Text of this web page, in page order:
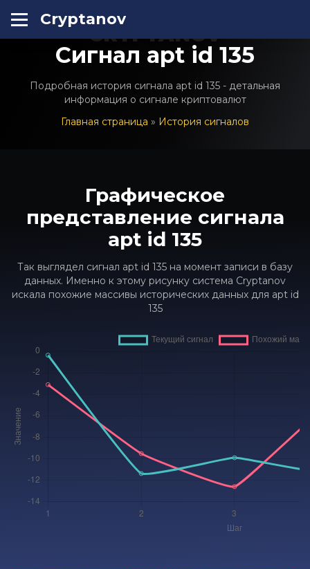
Cryptanov
CRYPTANOV
Сигнал apt id 135
Подробная история сигнала apt id 135 - детальная
информация о сигнале криптовалют
Главная страница » История сигналов
Графическое
представление сигнала
apt id 135
Так выглядел сигнал apt id 135 на момент записи в базу
данных. Именно к этому рисунку система Cryptanov
искала похожие массивы исторических данных для apt id
135